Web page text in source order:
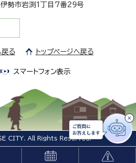
勢市岩渕1丁目7番29号
戻る トップページへ戻る
スマートフォン表示
CITY. All Rights Reserved.